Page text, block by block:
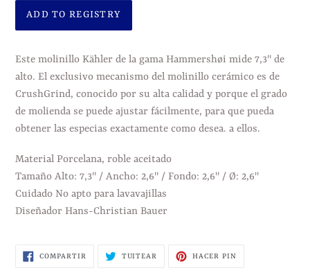
el
producto
a
tu
carrito
compra
Este molinillo Kähler de la gama Hammershøi mide 7,3" de
alto. El exclusivo mecanismo del molinillo cerámico es de
CrushGrind, conocido por su alta calidad y porque el grado
de molienda se puede ajustar fácilmente, para que pueda
obtener las especias exactamente como desea. a ellos.
Material Porcelana, roble aceitado
Tamaño Alto: 7,3" / Ancho: 2,6" / Fondo: 2,6" / Ø: 2,6"
Cuidado No apto para lavavajillas
Diseñador Hans-Christian Bauer
COMPARTIR COMPARTIRTUITEAR TUITEARHACER PINPINEAR